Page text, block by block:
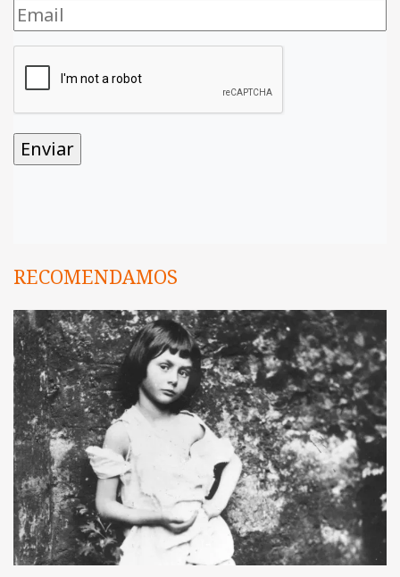
RECOMENDAMOS